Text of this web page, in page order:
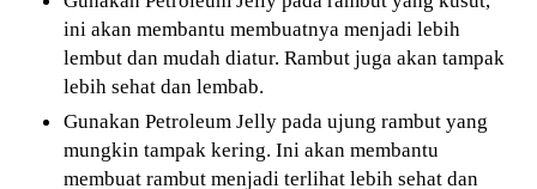
ini akan membantu membuatnya menjadi lebih
lembut dan mudah diatur. Rambut juga akan tampak
lebih sehat dan lembab.
Gunakan Petroleum Jelly pada ujung rambut yang
mungkin tampak kering. Ini akan membantu
membuat rambut menjadi terlihat lebih sehat dan